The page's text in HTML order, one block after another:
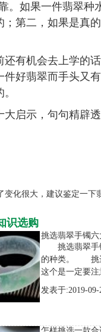
如果一件翡翠种
第二，如果是真
有机会去上学的
好翡翠而手头又
启示，句句精辟
变化很大，建议鉴定一下
识选购
挑选翡翠手镯
挑选翡翠手
的种类。 挑选
这个是一定要注
发表于:2019-